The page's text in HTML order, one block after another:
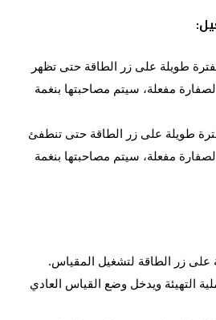
طويلة على زر الطاقة حتى تظهر
مفعلة، سيتم مصاحبتها بنغمة
طويلة على زر الطاقة حتى تنطفئ
مفعلة، سيتم مصاحبتها بنغمة
على زر الطاقة لتشغيل المقياس.
التهيئة ويدخل وضع القياس العادي